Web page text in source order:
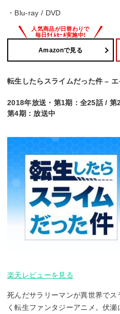
・Blu-ray / DVD
Amazonで見る
転生したらスライムだった件 – エ
2018年放送・第1期：全25話 /
第4期：放送中
楽天レビューを見る
死んだサラリーマンが異世界で
く転生ファンタジーアニメ。伏